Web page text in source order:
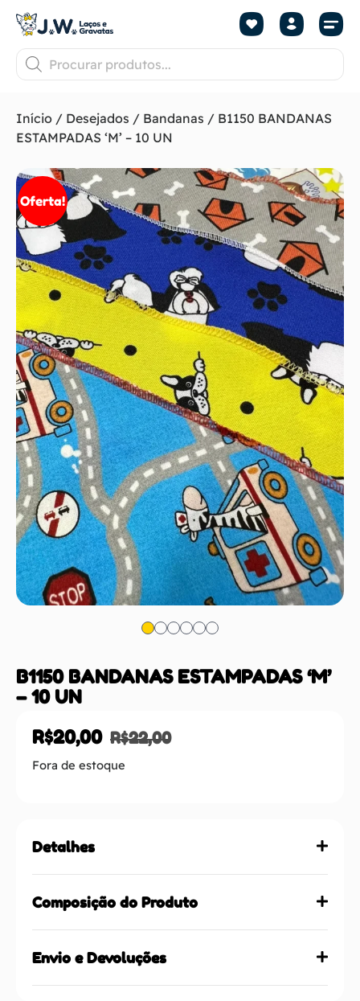
Início / Desejados / Bandanas / B1150 BANDANAS
ESTAMPADAS ‘M’ – 10 UN
Oferta!
B1150 BANDANAS ESTAMPADAS ‘M’
– 10 UN
R$22,00
R$20,00
Fora de estoque
Detalhes
Composição do Produto
Envio e Devoluções